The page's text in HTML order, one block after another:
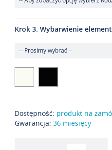
Krok 3. Wybarwienie
Dostępność: produkt na
Gwarancja: 36 miesięcy